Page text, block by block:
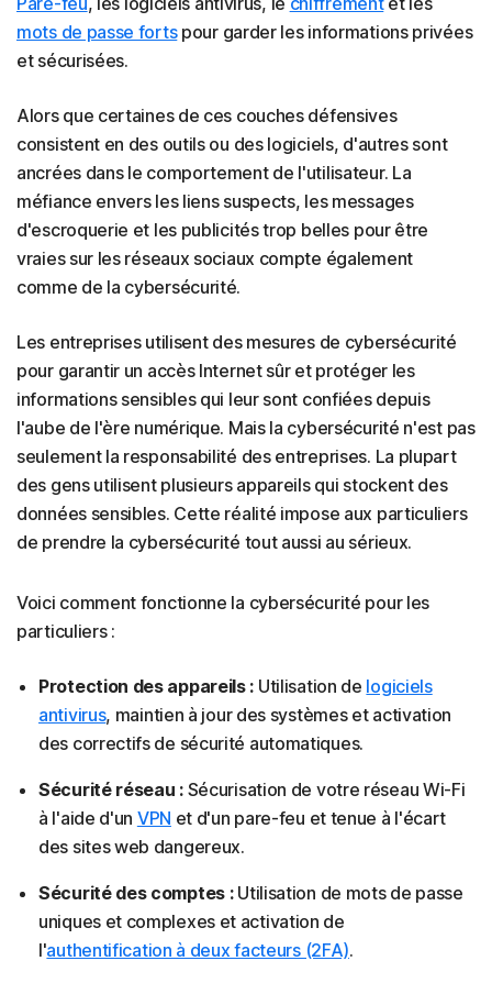
mots de passe fortspour garder les informations privées
et sécurisées.
Alors que certaines de ces couches défensives
consistent en des outils ou des logiciels, d'autres sont
ancrées dans le comportement de l'utilisateur. La
méfiance envers les liens suspects, les messages
d'escroquerie et les publicités trop belles pour être
vraies sur les réseaux sociaux compte également
comme de la cybersécurité.
Les entreprises utilisent des mesures de cybersécurité
pour garantir un accès Internet sûr et protéger les
informations sensibles qui leur sont confiées depuis
l'aube de l'ère numérique. Mais la cybersécurité n'est pas
seulement la responsabilité des entreprises. La plupart
des gens utilisent plusieurs appareils qui stockent des
données sensibles. Cette réalité impose aux particuliers
de prendre la cybersécurité tout aussi au sérieux.
Voici comment fonctionne la cybersécurité pour les
particuliers :
Protection des appareils : Utilisation de logiciels
antivirus, maintien à jour des systèmes et activation
des correctifs de sécurité automatiques.
Sécurité réseau :Sécurisation de votre réseau Wi-Fi
à l'aide d'un VPN et d'un pare-feu et tenue à l'écart
des sites web dangereux.
Sécurité des comptes : Utilisation de mots de passe
uniques et complexes et activation de
l'authentification à deux facteurs (2FA).